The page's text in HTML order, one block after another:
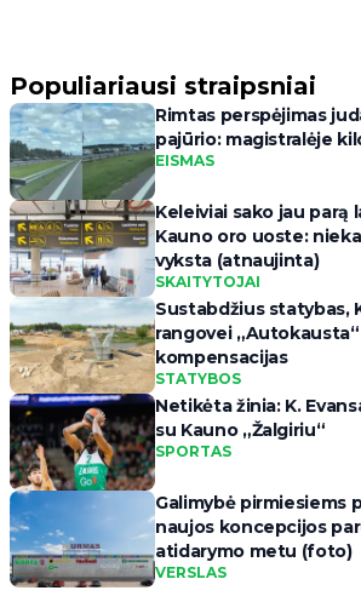
Populiariausi straipsniai
Rimtas perspėjimas
pajūrio: magistralėje
EISMAS
Keleiviai sako jau parą
Kauno oro uoste:
vyksta (atnaujinta)
SKAITYTOJAI
Sustabdžius statybas,
rangovei
kompensacijas
STATYBOS
Netikėta žinia: K.
su Kauno „Žalgiriu“
SPORTAS
Galimybė pirmiesiems
naujos koncepcijos
atidarymo metu (foto)
VERSLAS